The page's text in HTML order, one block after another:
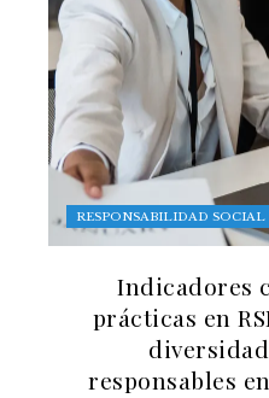
RESPONSABILIDAD SOCIAL
Indicadores
prácticas en
responsables